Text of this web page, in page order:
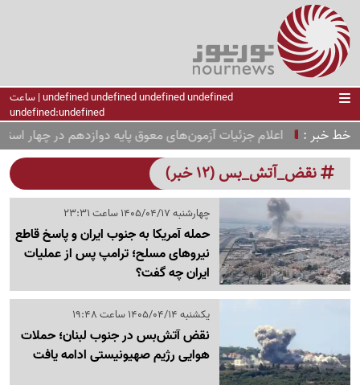
undefined undefined undefined undefined | ساعت
undefined:undefined
خط خبر اعلام جزئیات آزمون‌های معوق پایه دوازدهم در چهار استان
نقض_آتش_بس (12 خبر)
چهارشنبه 1405/04/17 ساعت 23:31
حمله آمریکا به جنوب ایران و پاسخ قاطع
نیروهای مسلح؛ ترامپ پس از عملیات
ایران چه گفت؟
یکشنبه 1405/04/14 ساعت 19:48
نقض آتش‌بس در جنوب لبنان؛ حملات
هوایی رژیم صهیونیستی ادامه یافت